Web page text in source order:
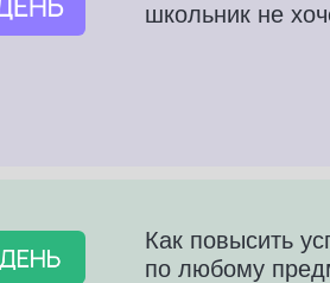
школьник не
Как повысить
по любому